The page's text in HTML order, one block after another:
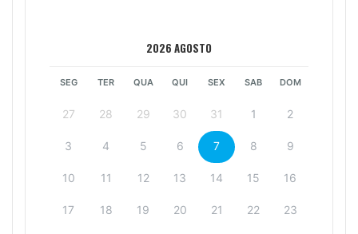
2026 AGOSTO
SEG TER QUA QUI SEX SAB DOM
27 28 29 30 31 1 2
3 4 5 6 7 8 9
10 11 12 13 14 15 16
17 18 19 20 21 22 23